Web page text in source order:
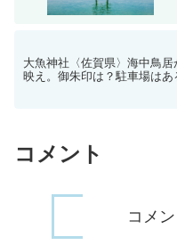
大魚神社〈佐賀県〉海中鳥居
映え。御朱印は？駐車場はあ
コメント
コメ